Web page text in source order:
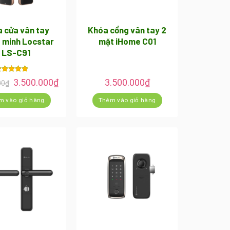
cửa vân tay
minh Locstar
LS-C91
xếp
sao
₫ Giá
gốc
là:
4.800.000₫.
3.500.000₫Giá
hiện
vào giỏ hàng
Khóa cổng vân tay 2
mặt iHome C01
3.500.000₫
Thêm vào giỏ hàng